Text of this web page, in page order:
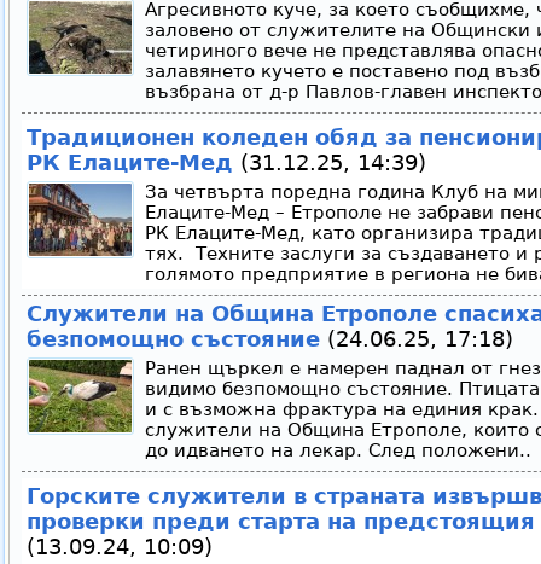
Агресивното куче, за което съобщихме,
заловено от служителите на Общински
четириного вече не представлява
залавянето кучето е поставено под
възбрана от д-р Павлов-главен
Традиционен коледен обяд за
РК Елаците-Мед (31.12.25, 14:39)
За четвърта поредна година Клуб на
Елаците-Мед – Етрополе не забрави
РК Елаците-Мед, като организира
тях. Техните заслуги за създаването и
голямото предприятие в региона не
Служители на Община Етрополе
безпомощно състояние(24.06.25, 17:18)
Ранен щъркел е намерен паднал от
видимо безпомощно състояние.
и с възможна фрактура на единия
служители на Община Етрополе, които
до идването на лекар. След положени..
Горските служители в страната
проверки преди старта на предстоящия
(13.09.24, 10:09)